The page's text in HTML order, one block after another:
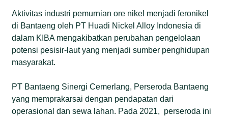
Aktivitas industri pemurnian ore nikel menjadi feronikel
di Bantaeng oleh PT Huadi Nickel Alloy Indonesia di
dalam KIBA mengakibatkan perubahan pengelolaan
potensi pesisir-laut yang menjadi sumber penghidupan
masyarakat.
PT Bantaeng Sinergi Cemerlang, Perseroda Bantaeng
yang memprakarsai dengan pendapatan dari
operasional dan sewa lahan. Pada 2021, perseroda ini